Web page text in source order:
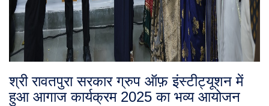
श्री रावतपुरा सरकार ग्रुप ऑफ़ इंस्टीट्यूशन में
हुआ आगाज कार्यक्रम 2025 का भव्य आयोजन